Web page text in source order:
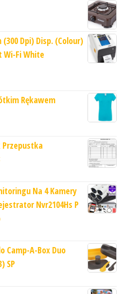
Dpi) Disp. (Colour)
Wi-Fi White
Rękawem
Przepustka
Na 4 Kamery
Nvr2104Hs P
Camp-A-Box Duo
SP